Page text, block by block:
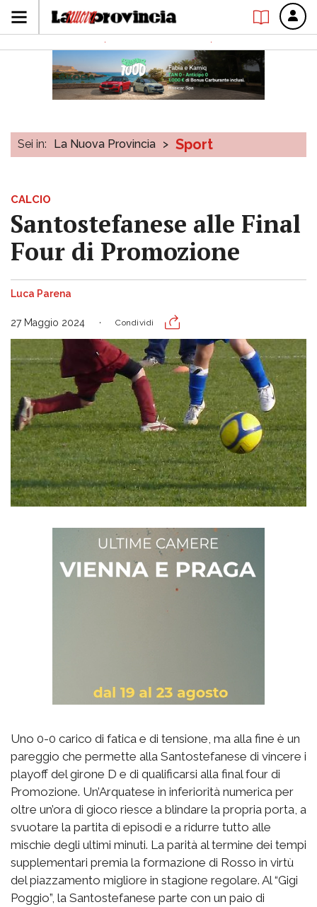
Sei in: La Nuova Provincia > Sport
CALCIO
Santostefanese alle Final
Four di Promozione
Luca Parena
27 Maggio 2024 Condividi
Uno 0-0 carico di fatica e di tensione, ma alla fine è un
pareggio che permette alla Santostefanese di vincere i
playoff del girone D e di qualificarsi alla final four di
Promozione. Un’Arquatese in inferiorità numerica per
oltre un’ora di gioco riesce a blindare la propria porta, a
svuotare la partita di episodi e a ridurre tutto alle
mischie degli ultimi minuti. La parità al termine dei tempi
supplementari premia la formazione di Rosso in virtù
del piazzamento migliore in stagione regolare. Al “Gigi
Poggio”, la Santostefanese parte con un paio di